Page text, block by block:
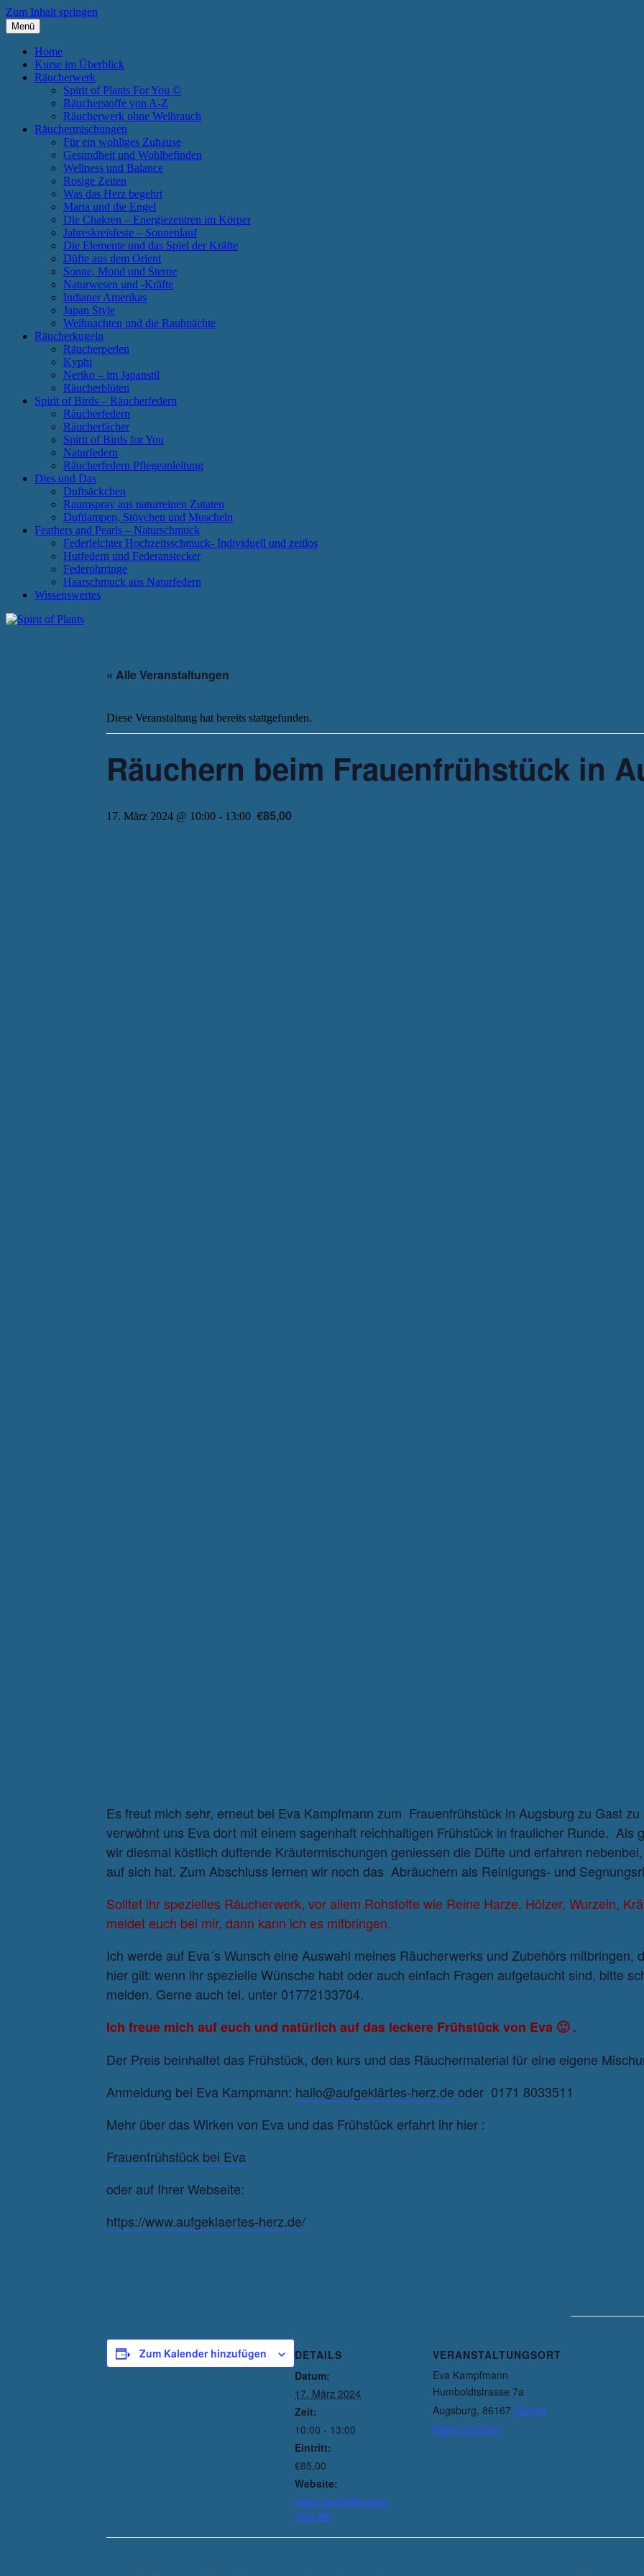
Zum Inhalt springen
Spirit of Plants
Menü
Home
Kurse im Überblick
Räucherwerk
Spirit of Plants For You ©
Räucherstoffe von A-Z
Räucherwerk ohne Weihrauch
Räuchermischungen
Für ein wohliges Zuhause
Gesundheit und Wohlbefinden
Wellness und Balance
Rosige Zeiten
Was das Herz begehrt
Maria und die Engel
Die Chakren – Energiezentren im Körper
Jahreskreisfeste – Sonnenlauf
Die Elemente und das Spiel der Kräfte
Düfte aus dem Orient
Sonne, Mond und Sterne
Naturwesen und -Kräfte
Indianer Amerikas
Japan Style
Weihnachten und die Rauhnächte
Räucherkugeln
Räucherperlen
Kyphi
Neriko – im Japanstil
Räucherblüten
Spirit of Birds – Räucherfedern
Räucherfedern
Räucherfächer
Spirit of Birds for You
Naturfedern
Räucherfedern Pflegeanleitung
Dies und Das
Duftsäckchen
Raumspray aus naturreinen Zutaten
Duftlampen, Stövchen und Muscheln
Feathers and Pearls – Naturschmuck
Federleichter Hochzeitsschmuck- Individuell und zeitlos
Hutfedern und Federanstecker
Federohrringe
Haarschmuck aus Naturfedern
Wissenswertes
« Alle Veranstaltungen
Diese Veranstaltung hat bereits stattgefunden.
Räuchern beim Frauenfrühstück in
17. März 2024 @ 10:00 - 13:00 €85,00
Es freut mich sehr, erneut bei Eva Kampfmann zum Frauenfrühstück in Augsburg zu Gast
verwöhnt uns Eva dort mit einem sagenhaft reichhaltigen Frühstück in fraulicher Runde. Als
wir diesmal köstlich duftende Kräutermischungen geniessen die Düfte und erfahren
auf sich hat. Zum Abschluss lernen wir noch das Abräuchern als Reinigungs- und
Solltet ihr spezielles Räucherwerk, vor allem Rohstoffe wie Reine Harze, Hölzer, Wurzeln,
meldet euch bei mir, dann kann ich es mitbringen.
Ich werde auf Eva´s Wunsch eine Auswahl meines Räucherwerks und Zubehörs
hier gilt: wenn ihr spezielle Wünsche habt oder auch einfach Fragen aufgetaucht sind, bitte
melden. Gerne auch tel. unter 01772133704.
Ich freue mich auf euch und natürlich auf das leckere Frühstück von Eva 🙂 .
Der Preis beinhaltet das Frühstück, den kurs und das Räuchermaterial für eine eigene
Anmeldung bei Eva Kampmann: hallo@aufgeklärtes-herz.de oder 0171 8033511
Mehr über das Wirken von Eva und das Frühstück erfahrt ihr hier :
Frauenfrühstück bei Eva
oder auf Ihrer Webseite:
https://www.aufgeklaertes-herz.de/
Zum Kalender hinzufügen
DETAILS
Datum:
17. März 2024
Zeit:
10:00 - 13:00
Eintritt:
€85,00
Website:
https://aufgeklaertes-
herz.de/
VERANSTALTUNGSORT
Eva Kampfmann
Humboldtstrasse 7a
Augsburg, 86167 Google
Karte anzeigen